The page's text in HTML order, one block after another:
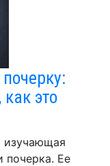
это
изучающая
почерка. Ее